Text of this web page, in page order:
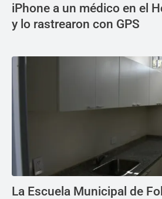
iPhone a un médico en el
y lo rastrearon con GPS
La Escuela Municipal de